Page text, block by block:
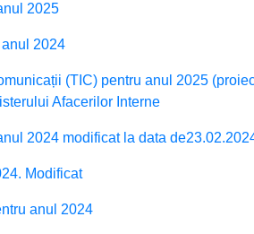
2025
2024
(TIC) pentru anul 2025
Afacerilor Interne
2024 modificat la data
Modificat
anul 2024